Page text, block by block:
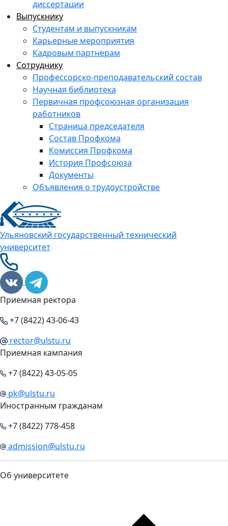
диссертации
Выпускнику
Студентам и выпускникам
Карьерные мероприятия
Кадровым партнерам
Сотруднику
Профессорско-преподавательский состав
Научная библиотека
Первичная профсоюзная организация
работников
Страница председателя
Состав Профкома
Комиссия Профкома
История Профсоюза
Документы
Объявления о трудоустройстве
Ульяновский государственный технический
университет
Приемная ректора
+7 (8422) 43-06-43
rector@ulstu.ru
Приемная кампания
+7 (8422) 43-05-05
pk@ulstu.ru
Иностранным гражданам
+7 (8422) 778-458
admission@ulstu.ru
Об университете